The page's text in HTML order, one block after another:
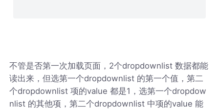
不管是否第一次加载页面，2个dropdownlist 数据都能
读出来，但选第一个dropdownlist 的第一个值，第二
个dropdownlist 项的value 都是1，选第一个dropdow
nlist 的其他项，第二个dropdownlist 中项的value 能